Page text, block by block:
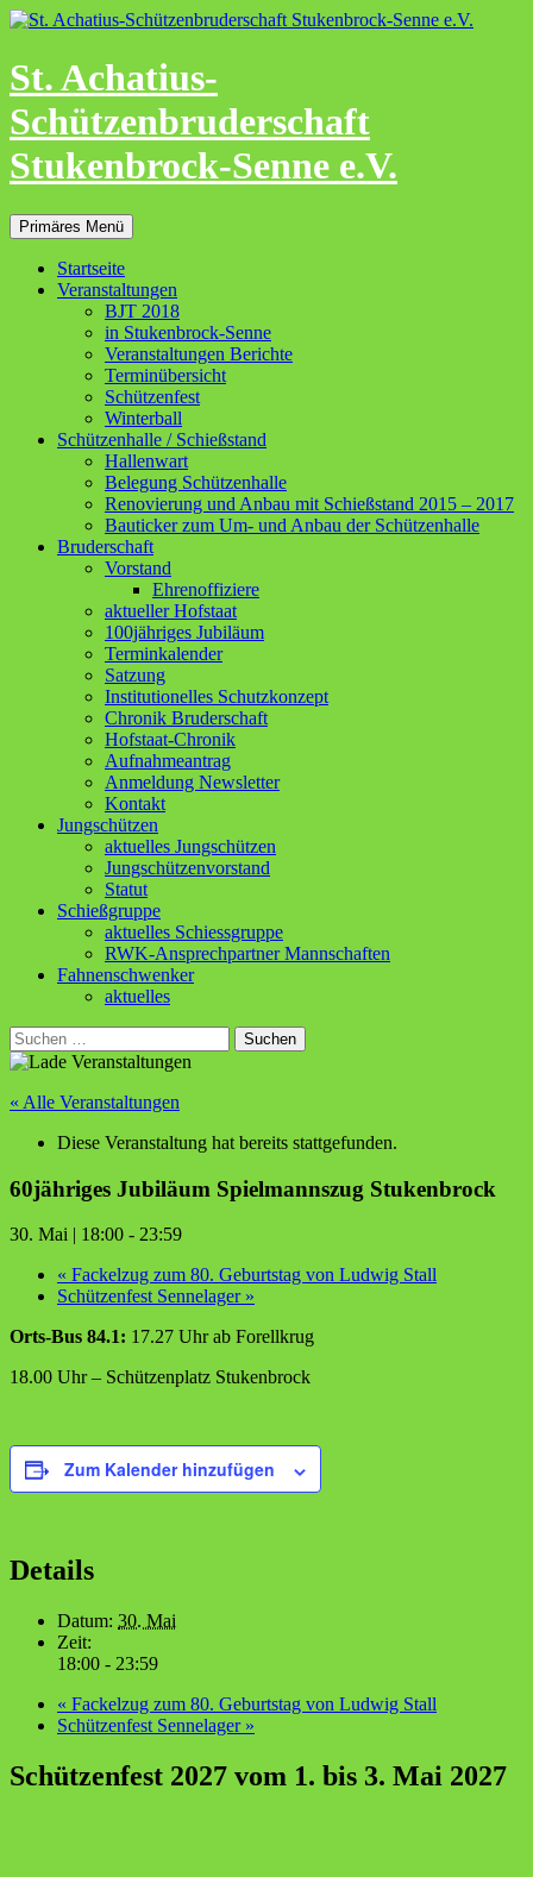
Zum
springen
St. Achatius-
Schützenbruderschaft
Stukenbrock-Senne e.V.
Suchen
Primäres Menü
Startseite
Veranstaltungen
BJT 2018
in Stukenbrock-Senne
Veranstaltungen Berichte
Terminübersicht
Schützenfest
Winterball
Schützenhalle / Schießstand
Hallenwart
Belegung Schützenhalle
Renovierung und Anbau mit Schießstand 2015 – 2017
Bauticker zum Um- und Anbau der Schützenhalle
Bruderschaft
Vorstand
Ehrenoffiziere
aktueller Hofstaat
100jähriges Jubiläum
Terminkalender
Satzung
Institutionelles Schutzkonzept
Chronik Bruderschaft
Hofstaat-Chronik
Aufnahmeantrag
Anmeldung Newsletter
Kontakt
Jungschützen
aktuelles Jungschützen
Jungschützenvorstand
Statut
Schießgruppe
aktuelles Schiessgruppe
RWK-Ansprechpartner Mannschaften
Fahnenschwenker
aktuelles
Suchen
nach:
« Alle Veranstaltungen
Diese Veranstaltung hat bereits stattgefunden.
60jähriges Jubiläum Spielmannszug Stukenbrock
30. Mai | 18:00 - 23:59
« Fackelzug zum 80. Geburtstag von Ludwig Stall
Schützenfest Sennelager »
Orts-Bus 84.1: 17.27 Uhr ab Forellkrug
18.00 Uhr – Schützenplatz Stukenbrock
Zum Kalender hinzufügen
Details
Datum: 30. Mai
Zeit:
18:00 - 23:59
« Fackelzug zum 80. Geburtstag von Ludwig Stall
Schützenfest Sennelager »
Schützenfest 2027 vom 1. bis 3. Mai 2027